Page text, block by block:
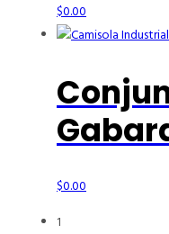
$0.00
$0.00
1